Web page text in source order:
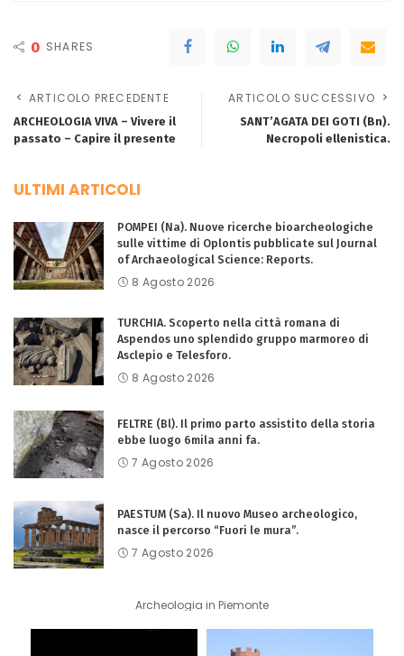
0 SHARES
ARTICOLO PRECEDENTE
ARCHEOLOGIA VIVA – Vivere il
passato – Capire il presente
ARTICOLO SUCCESSIVO
SANT’AGATA DEI GOTI (Bn).
Necropoli ellenistica.
ULTIMI ARTICOLI
POMPEI (Na). Nuove ricerche bioarcheologiche
sulle vittime di Oplontis pubblicate sul Journal
of Archaeological Science: Reports.
8 Agosto 2026
TURCHIA. Scoperto nella città romana di
Aspendos uno splendido gruppo marmoreo di
Asclepio e Telesforo.
8 Agosto 2026
FELTRE (Bl). Il primo parto assistito della storia
ebbe luogo 6mila anni fa.
7 Agosto 2026
PAESTUM (Sa). Il nuovo Museo archeologico,
nasce il percorso “Fuori le mura”.
7 Agosto 2026
Archeologia in Piemonte